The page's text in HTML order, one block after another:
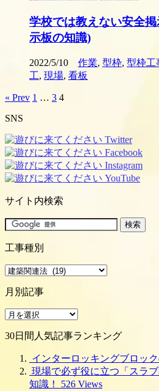
学校では教えない安全
示板の知識)
2022/5/10 作業, 型枠, 型枠工
工, 現場, 看板
« Prev 1 … 3 4
SNS
サイト内検索
工事種別
工
種
別
月別記事
月
記
30日間人気記事ランキング
インターロッキングブロッ
現場で必ず役に立つ「スラ
知識！
526 Views